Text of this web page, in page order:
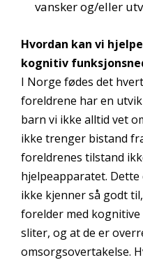
vansker og/eller
Hvordan kan vi
kognitiv
I Norge fødes det
foreldrene har en
barn vi ikke alltid vet
ikke trenger bistand
foreldrenes tilstand
hjelpeapparatet.
ikke kjenner så godt
forelder med
sliter, og at de er
omsorgsovertakelse.